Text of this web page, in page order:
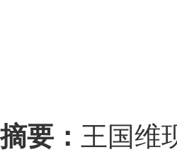
摘要： 王国维